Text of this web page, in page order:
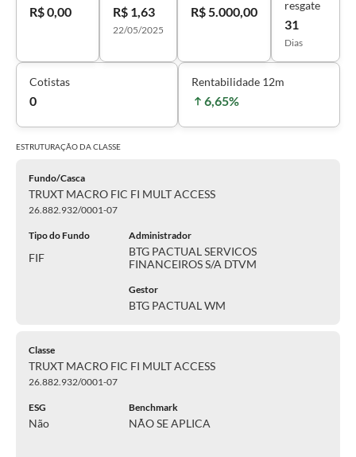
R$ 0,00 R$ 1,63
22/05/2025
R$ 5.000,00
resgate
31
Dias
Cotistas
0
Rentabilidade 12m
6,65%
ESTRUTURAÇÃO DACLASSE
Fundo/Casca
TRUXT MACRO FIC FI MULT ACCESS
26.882.932/0001-07
Tipo do Fundo
FIF
Administrador
BTG PACTUAL SERVICOS
FINANCEIROS S/A DTVM
Gestor
BTG PACTUAL WM
Classe
TRUXT MACRO FIC FI MULT ACCESS
26.882.932/0001-07
ESG
Não
Benchmark
NÃO SE APLICA